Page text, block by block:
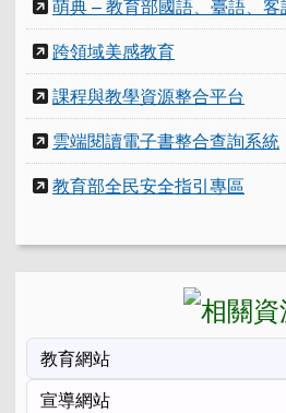
萌典 – 教育部國語、臺語、客
跨領域美感教育
課程與教學資源整合平台
雲端閱讀電子書整合查詢系統
教育部全民安全指引專區